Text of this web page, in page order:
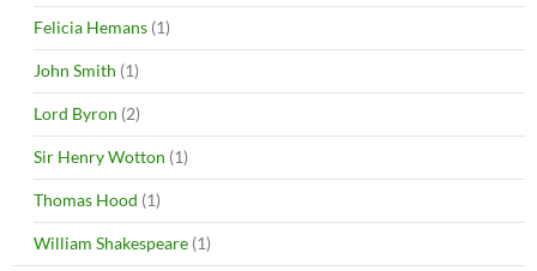
Felicia Hemans (1)
John Smith (1)
Lord Byron (2)
Sir Henry Wotton (1)
Thomas Hood (1)
William Shakespeare (1)